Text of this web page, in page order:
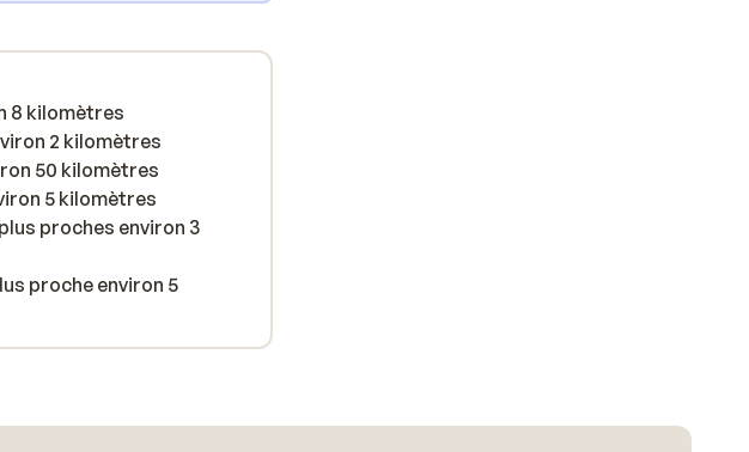
8 kilomètres
2 kilomètres
50 kilomètres
5 kilomètres
proches environ 3
proche environ 5